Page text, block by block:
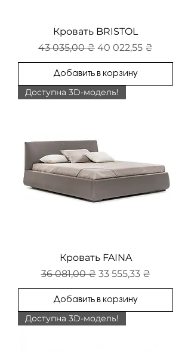
Кровать BRISTOL
Обычная цена
43 035,00 ₴ Цена со скидкой
40 022,55 ₴
Добавить в корзину
Доступна 3D-модель!
Кровать FAINA
Обычная цена
36 081,00 ₴ Цена со скидкой
33 555,33 ₴
Добавить в корзину
Доступна 3D-модель!